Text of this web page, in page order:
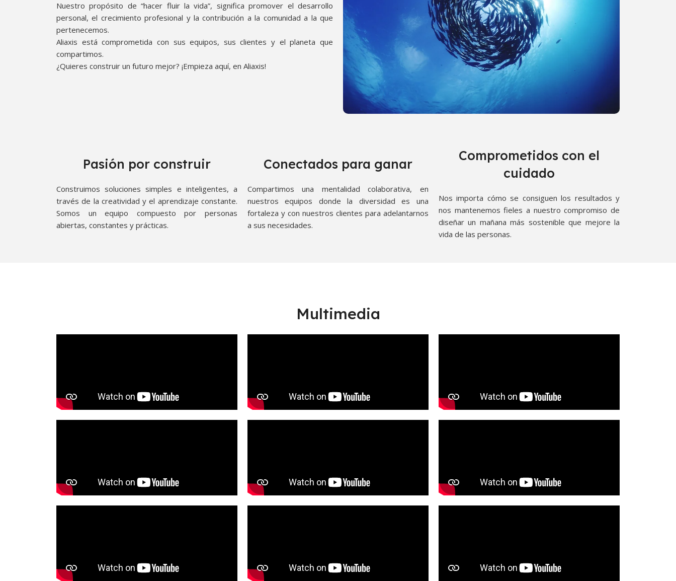
Nuestro propósito de “hacer fluir la vida”, significa promover el desarrollo
personal, el crecimiento profesional y la contribución a la comunidad a la que
pertenecemos.
Aliaxis está comprometida con sus equipos, sus clientes y el planeta que
compartimos.
¿Quieres construir un futuro mejor? ¡Empieza aquí, en Aliaxis!
Pasión por construir
Construimos soluciones simples e inteligentes, a
través de la creatividad y el aprendizaje constante.
Somos un equipo compuesto por personas
abiertas, constantes y prácticas.
Conectados para ganar
Compartimos una mentalidad colaborativa, en
nuestros equipos donde la diversidad es una
fortaleza y con nuestros clientes para adelantarnos
a sus necesidades.
Comprometidos con el
cuidado
Nos importa cómo se consiguen los resultados y
nos mantenemos fieles a nuestro compromiso de
diseñar un mañana más sostenible que mejore la
vida de las personas.
Multimedia